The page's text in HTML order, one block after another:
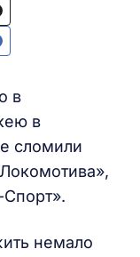
в
в
сломили
немало